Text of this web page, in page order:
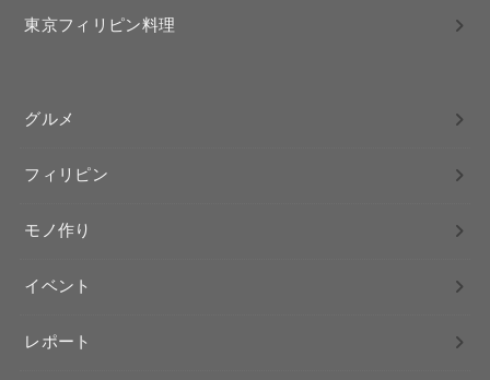
東京フィリピン料理
グルメ
フィリピン
モノ作り
イベント
レポート